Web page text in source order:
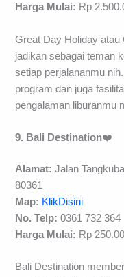
Harga Mulai: Rp
Great Day Holiday
jadikan sebagai teman
setiap perjalananmu
program dan juga
pengalaman liburanmu
9. Bali Destination❤️
Alamat: Jalan
80361
Map: KlikDisini
No. Telp: 0361 732 364
Harga Mulai: Rp
Bali Destination